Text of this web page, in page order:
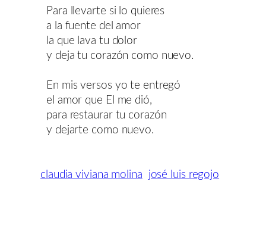
Para llevarte si lo quieres
a la fuente del amor
la que lava tu dolor
y deja tu corazón como nuevo.
En mis versos yo te entregó
el amor que El me dió,
para restaurar tu corazón
y dejarte como nuevo.
claudia viviana molina josé luis regojo